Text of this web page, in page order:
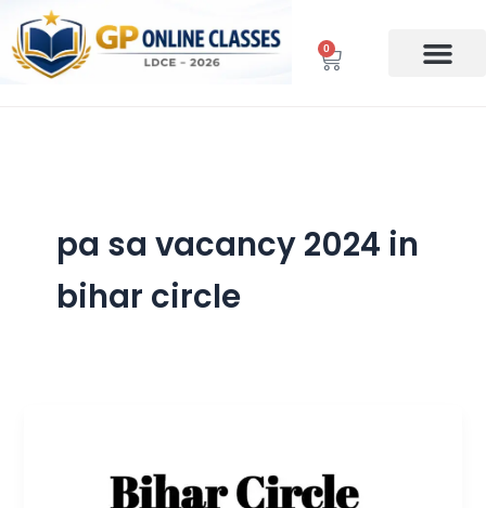
content
0
Cart
pa sa vacancy 2024 in
bihar circle